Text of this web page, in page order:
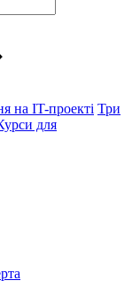
на IT-проекті Три
для